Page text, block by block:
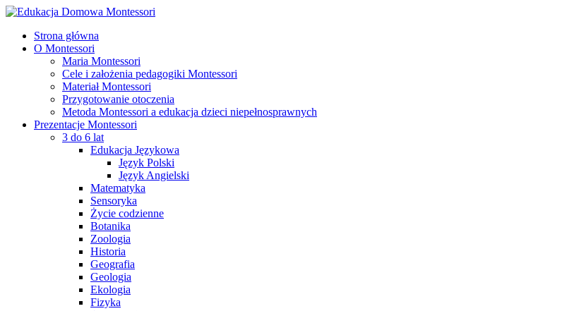
Strona główna
O Montessori
Maria Montessori
Cele i założenia pedagogiki Montessori
Materiał Montessori
Przygotowanie otoczenia
Metoda Montessori a edukacja dzieci niepełnosprawnych
Prezentacje Montessori
3 do 6 lat
Edukacja Językowa
Język Polski
Język Angielski
Matematyka
Sensoryka
Życie codzienne
Botanika
Zoologia
Historia
Geografia
Geologia
Ekologia
Fizyka